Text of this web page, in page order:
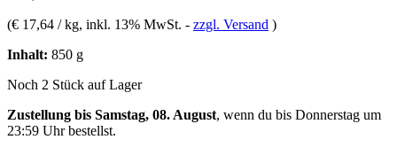
(€ 17,64 / kg, inkl. 13% MwSt. - zzgl. Versand )
Inhalt: 850 g
Noch 2 Stück auf Lager
Zustellung bis Samstag, 08. August, wenn du bis Donnerstag um
23:59 Uhrbestellst.